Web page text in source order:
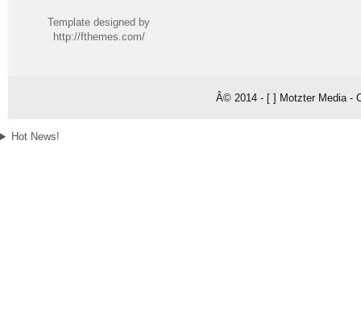
Template designed by
http://fthemes.com/
Â© 2014 - [ ] Motzter Media -
Hot News!